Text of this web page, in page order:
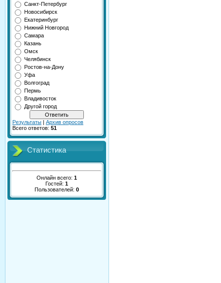
Санкт-Петербург
Новосибирск
Екатеринбург
Нижний Новгород
Самара
Казань
Омск
Челябинск
Ростов-на-Дону
Уфа
Волгоград
Пермь
Владивосток
Другой город
Результаты | Архив опросов
Всего ответов: 51
Статистика
Онлайн всего: 1
Гостей: 1
Пользователей: 0